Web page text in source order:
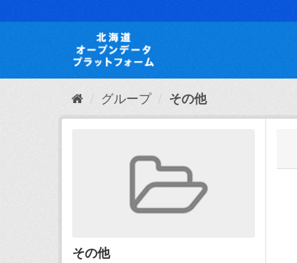
キ
て
グループ その他
その他